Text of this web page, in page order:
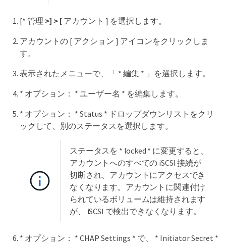
[* 管理 >] > [アカウント ] を選択します。
アカウントの [ アクション ] アイコンをクリックしま
す。
表示されたメニューで、「 * 編集 * 」を選択します。
* オプション： * ユーザー名 * を編集します。
* オプション： * Status * ドロップダウンリストをクリ
ックして、別のステータスを選択します。
ステータスを * locked * に変更すると、
アカウントへのすべての iSCSI 接続が
切断され、アカウントにアクセスでき
なくなります。アカウントに関連付け
られているボリュームは維持されます
が、 iSCSI で検出できなくなります。
* オプション： * CHAP Settings * で、 * Initiator Secret *